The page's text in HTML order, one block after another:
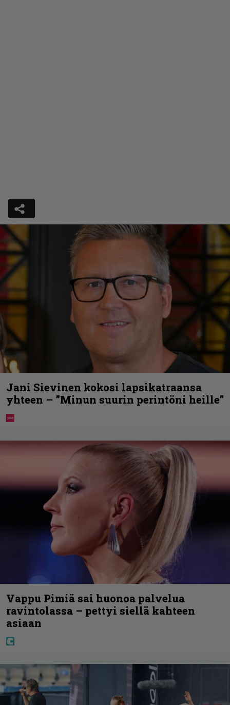
Jani Sievinen kokosi lapsikatraansa
yhteen – ”Minun suurin perintöni heille”
Vappu Pimiä sai huonoa palvelua
ravintolassa – pettyi siellä kahteen
asiaan